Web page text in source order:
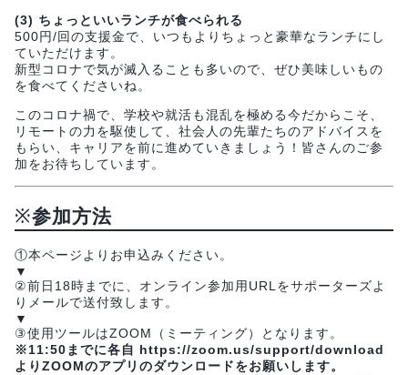
(3) ちょっといいランチが食べられる
500円/回の支援金で、いつもよりちょっと豪華なランチにし
ていただけます。
新型コロナで気が滅入ることも多いので、ぜひ美味しいもの
を食べてくださいね。
このコロナ禍で、学校や就活も混乱を極める今だからこそ、
リモートの力を駆使して、社会人の先輩たちのアドバイスを
もらい、キャリアを前に進めていきましょう！皆さんのご参
加をお待ちしています。
※参加方法
①本ページよりお申込みください。
▼
②前日18時までに、オンライン参加用URLをサポーターズよ
りメールで送付致します。
▼
③使用ツールはZOOM（ミーティング）となります。
※11:50までに各自 https://zoom.us/support/download
よりZOOMのアプリのダウンロードをお願いします。